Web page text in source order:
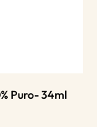
Puro- 34ml